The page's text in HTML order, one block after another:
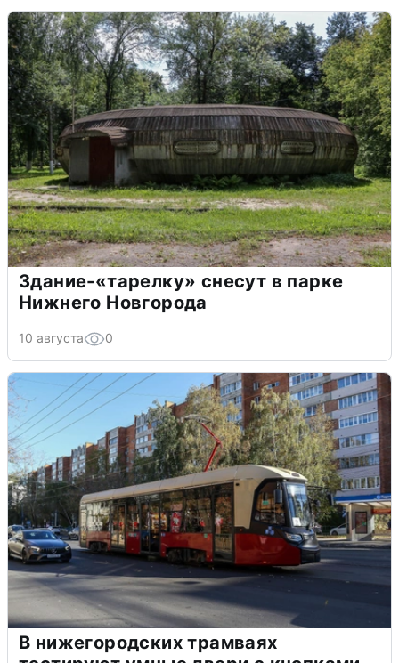
Здание-«тарелку» снесут в парке
Нижнего Новгорода
10 августа 0
В нижегородских трамваях